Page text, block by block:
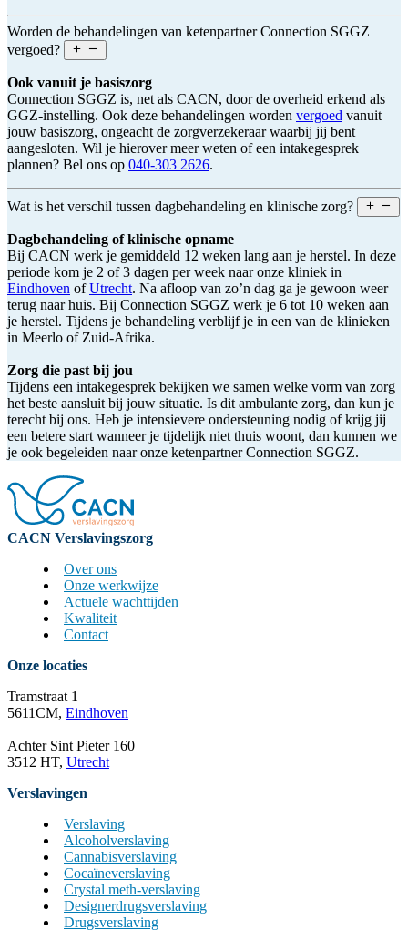
Worden de behandelingen van ketenpartner Connection SGGZ
vergoed?
Ook vanuit je basiszorg
Connection SGGZ is, net als CACN, door de overheid erkend als
GGZ-instelling. Ook deze behandelingen worden vergoed vanuit
jouw basiszorg, ongeacht de zorgverzekeraar waarbij jij bent
aangesloten. Wil je hierover meer weten of een intakegesprek
plannen? Bel ons op 040-303 2626.
Wat is het verschil tussen dagbehandeling en klinische zorg?
Dagbehandeling of klinische opname
Bij CACN werk je gemiddeld 12 weken lang aan je herstel. In deze
periode kom je 2 of 3 dagen per week naar onze kliniek in
Eindhoven ofUtrecht. Na afloop van zo’n dag ga je gewoon weer
terug naar huis. Bij Connection SGGZ werk je 6 tot 10 weken aan
je herstel. Tijdens je behandeling verblijf je in een van de klinieken
in Meerlo of Zuid-Afrika.
Zorg die past bij jou
Tijdens een intakegesprek bekijken we samen welke vorm van zorg
het beste aansluit bij jouw situatie. Is dit ambulante zorg, dan kun je
terecht bij ons. Heb je intensievere ondersteuning nodig of krijg jij
een betere start wanneer je tijdelijk niet thuis woont, dan kunnen we
je ook begeleiden naar onze ketenpartner Connection SGGZ.
CACN Verslavingszorg
Over ons
Onze werkwijze
Actuele wachttijden
Kwaliteit
Contact
Onze locaties
Tramstraat 1
5611CM, Eindhoven
Achter Sint Pieter 160
3512 HT, Utrecht
Verslavingen
Verslaving
Alcoholverslaving
Cannabisverslaving
Cocaïneverslaving
Crystal meth-verslaving
Designerdrugsverslaving
Drugsverslaving